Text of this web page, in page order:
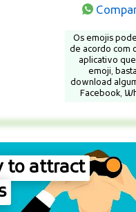
Os emojis
de acordo com
aplicativo
emoji,
download
Facebook,
to attract